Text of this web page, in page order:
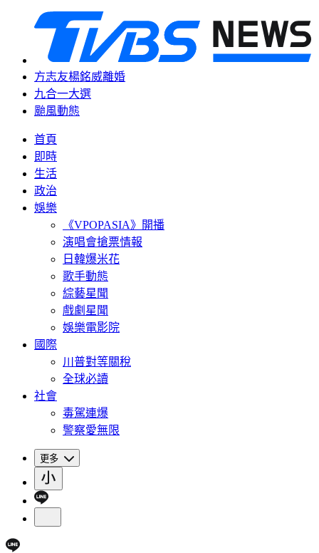
方志友楊銘威離婚
九合一大選
颱風動態
首頁
即時
生活
政治
娛樂
《VPOPASIA》開播
演唱會搶票情報
日韓爆米花
歌手動態
綜藝星聞
戲劇星聞
娛樂電影院
國際
川普對等關稅
全球必讀
社會
毒駕連爆
警察愛無限
更多